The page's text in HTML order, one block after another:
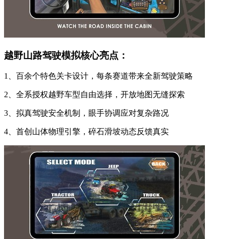
越野山路驾驶模拟核心亮点：
1、百余个特色关卡设计，每条赛道带来全新驾驶策略
2、全系授权越野车型自由选择，开放地图无缝探索
3、拟真驾驶安全机制，眼手协调应对复杂路况
4、首创山体物理引擎，碎石滑坡动态反馈真实